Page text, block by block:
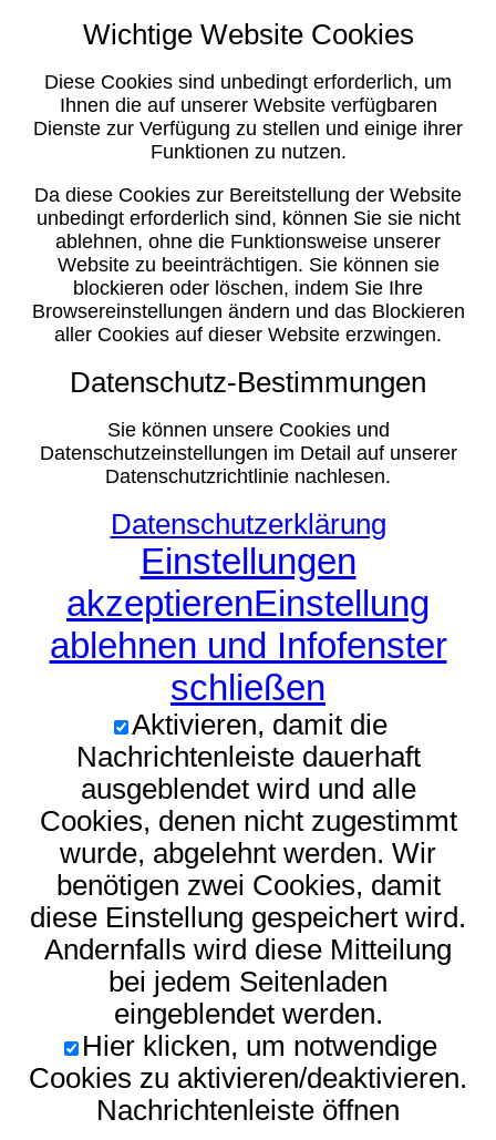
Wichtige Website Cookies
Diese Cookies sind unbedingt erforderlich, um
Ihnen die auf unserer Website verfügbaren
Dienste zur Verfügung zu stellen und einige ihrer
Funktionen zu nutzen.
Da diese Cookies zur Bereitstellung der Website
unbedingt erforderlich sind, können Sie sie nicht
ablehnen, ohne die Funktionsweise unserer
Website zu beeinträchtigen. Sie können sie
blockieren oder löschen, indem Sie Ihre
Browsereinstellungen ändern und das Blockieren
aller Cookies auf dieser Website erzwingen.
Datenschutz-Bestimmungen
Sie können unsere Cookies und
Datenschutzeinstellungen im Detail auf unserer
Datenschutzrichtlinie nachlesen.
Datenschutzerklärung
Einstellungen
akzeptierenEinstellung
ablehnen und Infofenster
schließen
Aktivieren, damit die
Nachrichtenleiste dauerhaft
ausgeblendet wird und alle
Cookies, denen nicht zugestimmt
wurde, abgelehnt werden. Wir
benötigen zwei Cookies, damit
diese Einstellung gespeichert wird.
Andernfalls wird diese Mitteilung
bei jedem Seitenladen
eingeblendet werden.
Hier klicken, um notwendige
Cookies zu aktivieren/deaktivieren.
Nachrichtenleiste öffnen